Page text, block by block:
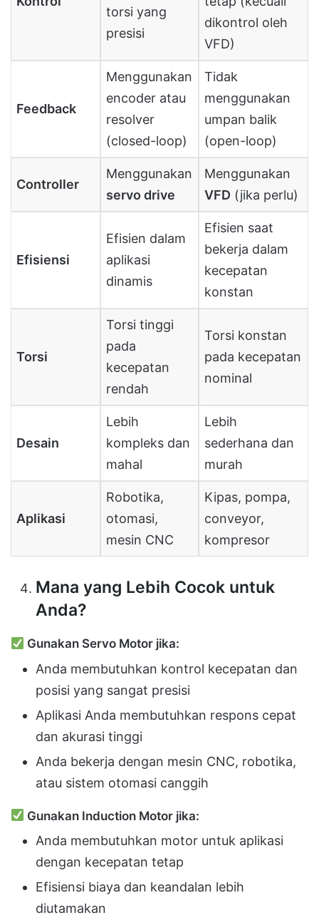
torsi yang
presisi
dikontrol oleh
VFD)
Feedback
Menggunakan
encoder atau
resolver
(closed-loop)
Tidak
menggunakan
umpan balik
(open-loop)
Controller
Menggunakan
servo drive
Menggunakan
VFD (jika perlu)
Efisiensi
Efisien dalam
aplikasi
dinamis
Efisien saat
bekerja dalam
kecepatan
konstan
Torsi
Torsi tinggi
pada
kecepatan
rendah
Torsi konstan
pada kecepatan
nominal
Desain
Lebih
kompleks dan
mahal
Lebih
sederhana dan
murah
Aplikasi
Robotika,
otomasi,
mesin CNC
Kipas, pompa,
conveyor,
kompresor
Mana yang Lebih Cocok untuk
Anda?
Gunakan Servo Motor jika:
Anda membutuhkan kontrol kecepatan dan
posisi yang sangat presisi
Aplikasi Anda membutuhkan respons cepat
dan akurasi tinggi
Anda bekerja dengan mesin CNC, robotika,
atau sistem otomasi canggih
Gunakan Induction Motor jika:
Anda membutuhkan motor untuk aplikasi
dengan kecepatan tetap
Efisiensi biaya dan keandalan lebih
diutamakan